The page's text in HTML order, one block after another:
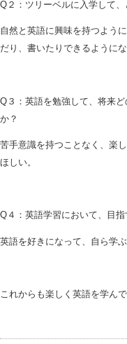
Q２：ツリーベルに入学して
自然と英語に興味を持つよう
だり、書いたりできるように
Q３：英語を勉強して、将来
か？
苦手意識を持つことなく、楽
ほしい。
Q４：英語学習において、目
英語を好きになって、自ら学
これからも楽しく英語を学ん